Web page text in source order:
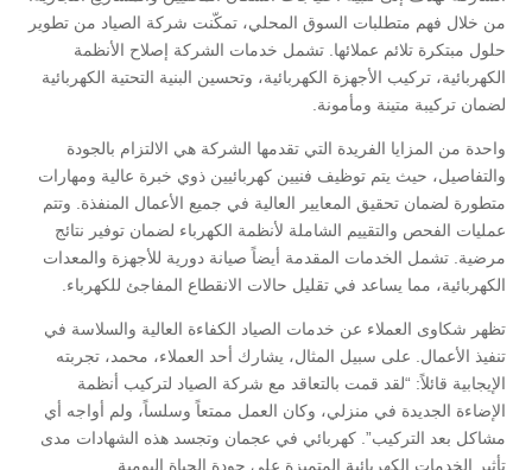
من خلال فهم متطلبات السوق المحلي، تمكّنت شركة الصياد من تطوير
حلول مبتكرة تلائم عملائها. تشمل خدمات الشركة إصلاح الأنظمة
الكهربائية، تركيب الأجهزة الكهربائية، وتحسين البنية التحتية الكهربائية
لضمان تركيبة متينة ومأمونة.
واحدة من المزايا الفريدة التي تقدمها الشركة هي الالتزام بالجودة
والتفاصيل، حيث يتم توظيف فنيين كهربائيين ذوي خبرة عالية ومهارات
متطورة لضمان تحقيق المعايير العالية في جميع الأعمال المنفذة. وتتم
عمليات الفحص والتقييم الشاملة لأنظمة الكهرباء لضمان توفير نتائج
مرضية. تشمل الخدمات المقدمة أيضاً صيانة دورية للأجهزة والمعدات
الكهربائية، مما يساعد في تقليل حالات الانقطاع المفاجئ للكهرباء.
تظهر شكاوى العملاء عن خدمات الصياد الكفاءة العالية والسلاسة في
تنفيذ الأعمال. على سبيل المثال، يشارك أحد العملاء، محمد، تجربته
الإيجابية قائلاً: “لقد قمت بالتعاقد مع شركة الصياد لتركيب أنظمة
الإضاءة الجديدة في منزلي، وكان العمل ممتعاً وسلساً، ولم أواجه أي
مشاكل بعد التركيب”. كهربائي في عجمان وتجسد هذه الشهادات مدى
تأثير الخدمات الكهربائية المتميزة على جودة الحياة اليومية